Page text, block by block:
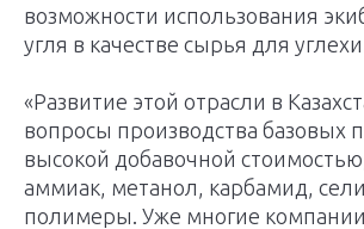
возможности использования
угля в качестве сырья для
«Развитие этой отрасли в
вопросы производства базовых
высокой добавочной
аммиак, метанол, карбамид,
полимеры. Уже многие компании,